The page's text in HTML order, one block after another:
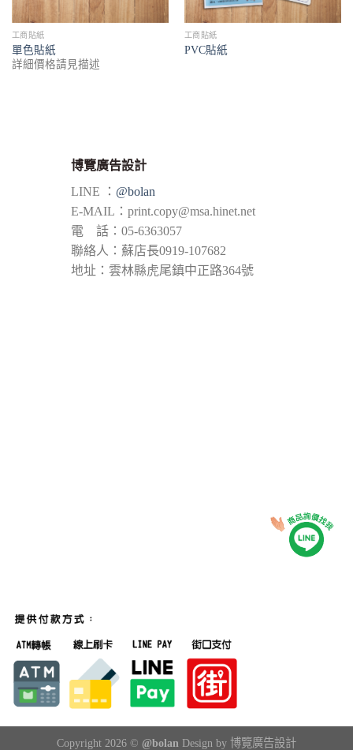
工商貼紙
單色貼紙
詳細價格請見描述
工商貼紙
PVC貼紙
博覽廣告設計
LINE ： @bolan
E-MAIL： print.copy@msa.hinet.net
電 話：05-6363057
聯絡人：蘇店長0919-107682
地址：雲林縣虎尾鎮中正路364號
Copyright 2026 © @bolan Design by 博覽廣告設計